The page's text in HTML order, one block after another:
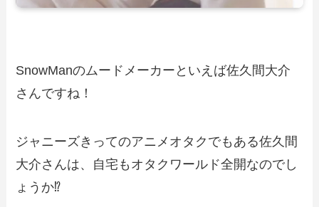
SnowManのムードメーカーといえば佐久間大介
さんですね！
ジャニーズきってのアニメオタクでもある佐久間
大介さんは、自宅もオタクワールド全開なのでし
ょうか⁉